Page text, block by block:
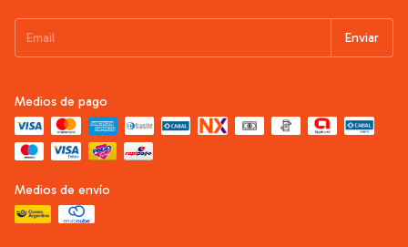
Medios de pago
Medios de envío